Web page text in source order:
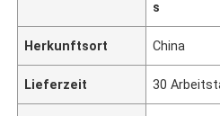
s
Herkunftsort China
Lieferzeit 30